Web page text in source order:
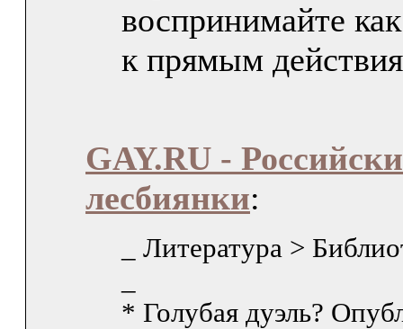
воспринимайте
к прямым
GAY.RU -
лесбиянки:
_ Литература >
* Голубая дуэль?